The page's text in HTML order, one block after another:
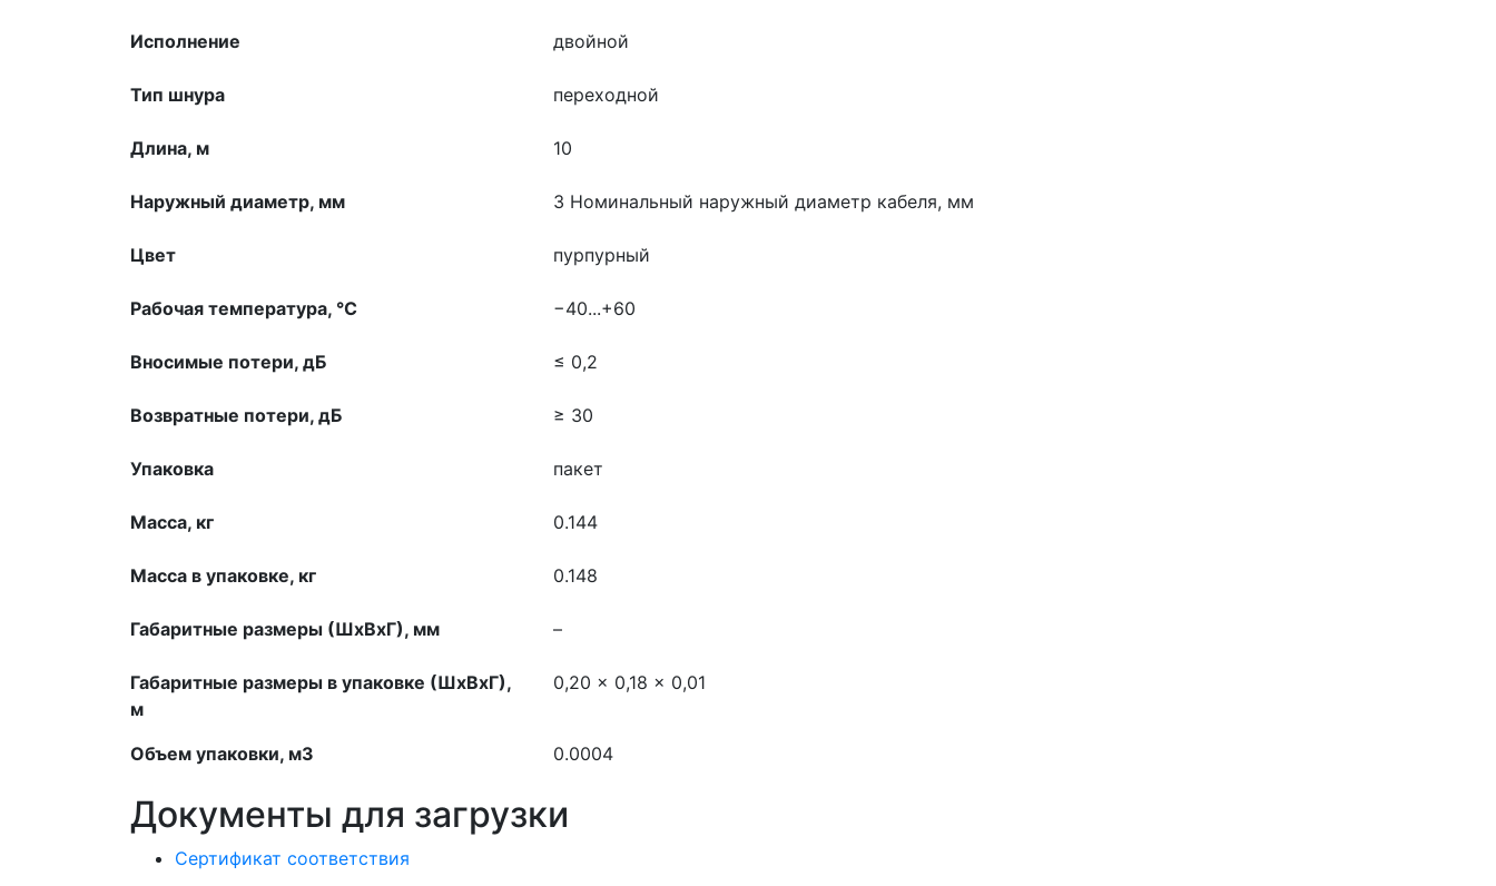
Исполнение двойной
Тип шнура переходной
Длина, м 10
Наружный диаметр, мм 3 Номинальный наружный диаметр кабеля, мм
Цвет пурпурный
Рабочая температура, °С −40...+60
Вносимые потери, дБ ≤ 0,2
Возвратные потери, дБ ≥ 30
Упаковка пакет
Масса, кг 0.144
Масса в упаковке, кг 0.148
Габаритные размеры (ШхВхГ), мм –
Габаритные размеры в упаковке (ШхВхГ),
м
0,20 x 0,18 x 0,01
Объем упаковки, м3 0.0004
Документы для загрузки
Сертификат соответствия